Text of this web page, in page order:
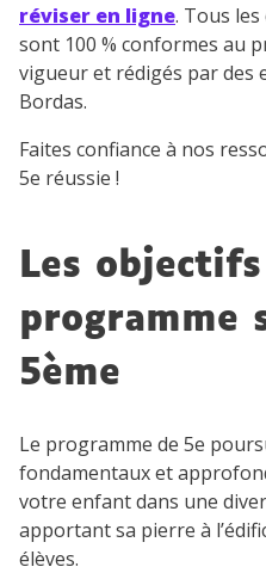
réviser en ligne. Tous les
sont 100 % conformes au
vigueur et rédigés par des
Bordas.
Faites confiance à nos
5e réussie !
Les
programme
5ème
Le programme de 5e
fondamentaux et
votre enfant dans une
apportant sa pierre à
élèves.